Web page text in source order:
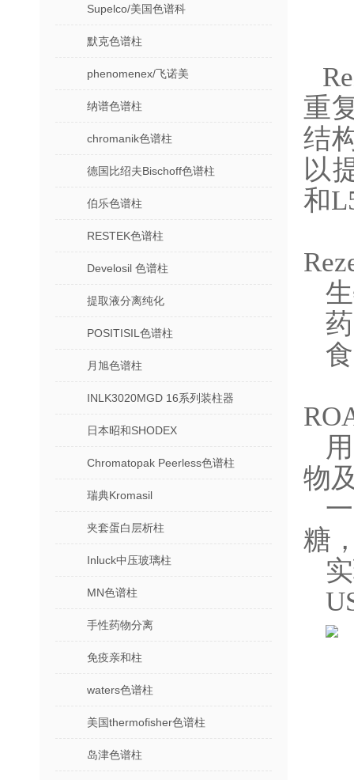
Supelco/美国色谱科
默克色谱柱
phenomenex/飞诺美
纳谱色谱柱
chromanik色谱柱
德国比绍夫Bischoff色谱柱
伯乐色谱柱
RESTEK色谱柱
Develosil 色谱柱
提取液分离纯化
POSITISIL色谱柱
月旭色谱柱
INLK3020MGD 16系列装柱器
日本昭和SHODEX
Chromatopak Peerless色谱柱
瑞典Kromasil
夹套蛋白层析柱
Inluck中压玻璃柱
MN色谱柱
手性药物分离
免疫亲和柱
waters色谱柱
美国thermofisher色谱柱
岛津色谱柱
重
结
以
和
物
糖